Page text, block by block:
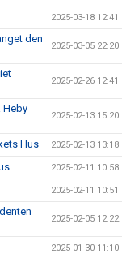
2025-03-18 12:41
den
2025-03-05 22:20
2025-02-26 12:41
Heby
2025-02-13 15:20
Hus 2025-02-13 13:18
2025-02-11 10:58
2025-02-11 10:51
2025-02-05 12:22
2025-01-30 11:10